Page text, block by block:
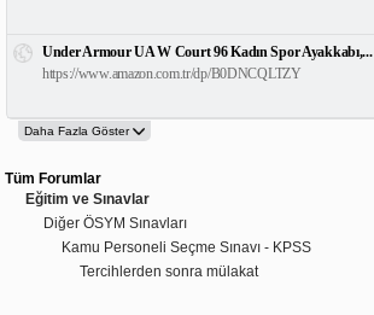
Under Armour UA W Court 96 Kadın Spor Ayakkabı,...
https://www.amazon.com.tr/dp/B0DNCQLTZY
Tüm Forumlar
Eğitim ve Sınavlar
Diğer ÖSYM Sınavları
Kamu Personeli Seçme Sınavı - KPSS
Tercihlerden sonra mülakat